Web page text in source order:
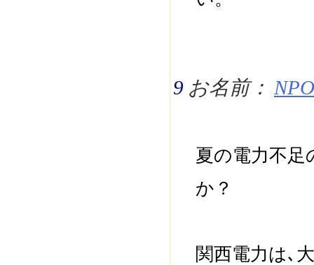
9 お名前：
夏の電力不足
か？
関西電力は､